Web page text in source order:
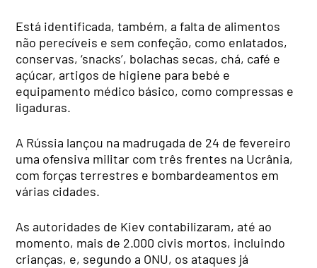
Está identificada, também, a falta de alimentos
não perecíveis e sem confeção, como enlatados,
conservas, ‘snacks’, bolachas secas, chá, café e
açúcar, artigos de higiene para bebé e
equipamento médico básico, como compressas e
ligaduras.
A Rússia lançou na madrugada de 24 de fevereiro
uma ofensiva militar com três frentes na Ucrânia,
com forças terrestres e bombardeamentos em
várias cidades.
As autoridades de Kiev contabilizaram, até ao
momento, mais de 2.000 civis mortos, incluindo
crianças, e, segundo a ONU, os ataques já